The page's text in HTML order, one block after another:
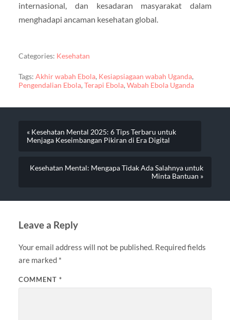
internasional, dan kesadaran masyarakat dalam
menghadapi ancaman kesehatan global.
Categories: Kesehatan
Tags: Akhir wabah Ebola, Kesiapsiagaan wabah Uganda,
Pengendalian Ebola, Terapi Ebola, Wabah Ebola Uganda
« Kesehatan Mental 2025: 6 Tips Terbaru untuk
Menjaga Keseimbangan Pikiran di Era Digital
Kesehatan Mental: Mengapa Tidak Ada Salahnya untuk
Minta Bantuan »
Leave a Reply
Your email address will not be published. Required fields
are marked *
COMMENT *